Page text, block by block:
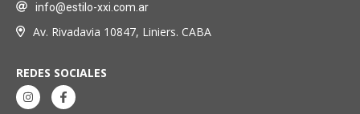
info@estilo-xxi.com.ar
Av. Rivadavia 10847, Liniers. CABA
REDES SOCIALES